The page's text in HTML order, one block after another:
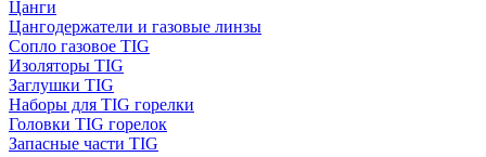
Цанги
Цангодержатели и газовые линзы
Сопло газовое TIG
Изоляторы TIG
Заглушки TIG
Наборы для TIG горелки
Головки TIG горелок
Запасные части TIG